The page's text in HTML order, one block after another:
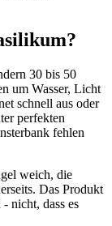
30 bis 50
um Wasser, Licht
schnell aus oder
perfekten
fehlen
weich, die
Das Produkt
nicht, dass es